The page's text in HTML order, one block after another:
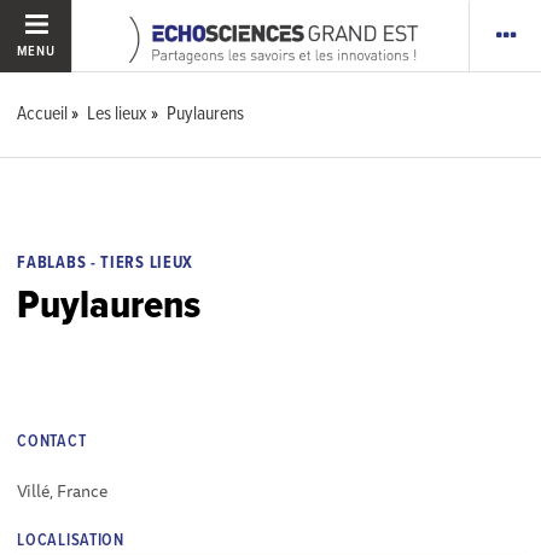
MENU
Accueil Les lieux Puylaurens
FABLABS - TIERS LIEUX
Puylaurens
CONTACT
Villé, France
LOCALISATION